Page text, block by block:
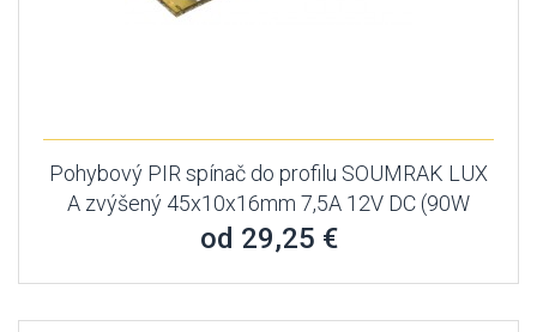
Pohybový PIR spínač do profilu SOUMRAK LUX
A zvýšený 45x10x16mm 7,5A 12V DC (90W
od 29,25 €